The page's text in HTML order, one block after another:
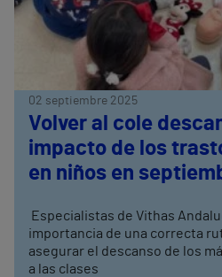
02 septiembre 2025
Volver al cole
impacto de los
en niños en
Especialistas de Vithas
importancia de una correcta
asegurar el descanso de los
a las clases